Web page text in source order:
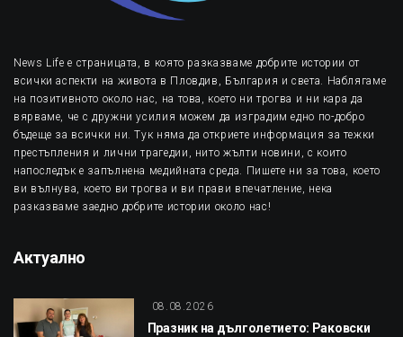
News Life е страницата, в която разказваме добрите истории от
всички аспекти на живота в Пловдив, България и света. Наблягаме
на позитивното около нас, на това, което ни трогва и ни кара да
вярваме, че с дружни усилия можем да изградим едно по-добро
бъдеще за всички ни. Тук няма да откриете информация за тежки
престъпления и лични трагедии, нито жълти новини, с които
напоследък е запълнена медийната среда. Пишете ни за това, което
ви вълнува, което ви трогва и ви прави впечатление, нека
разказваме заедно добрите истории около нас!
Актуално
08.08.2026
Празник на дълголетието: Раковски